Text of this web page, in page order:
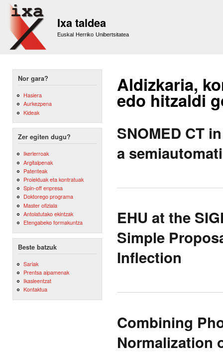
Ixa taldea
Euskal Herriko Unibertsitatea
Nor gara?
Hasiera
Aurkezpena
Kideak
Zer egiten dugu?
Ikerlerroak
Argitalpenak
Patenteak
Proiektuak eta kontratuak
Spin-off enpresa
Doktorego programa
Master ofiziala
Antolatutako ekintzak
Etengabeko formakuntza
Beste batzuk
Sariak
Prentsa aipamenak
Ikasleentzat
Kontaktua
Aldizkaria,
edo hitzaldi
SNOMED CT
a
EHU at the
Simple
Inflection
Combining
Normalization